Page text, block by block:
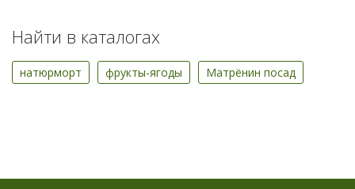
Найти в каталогах
натюрморт фрукты-ягоды Матрёнин посад